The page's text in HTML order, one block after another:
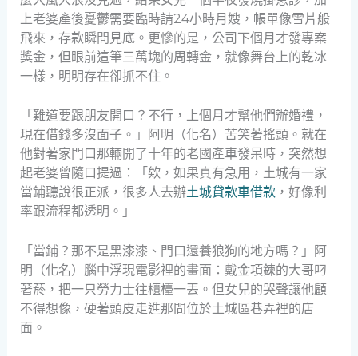
上老婆產後憂鬱需要臨時請24小時月嫂，帳單像雪片般
飛來，存款瞬間見底。更慘的是，公司下個月才發專案
獎金，但眼前這筆三萬塊的周轉金，就像舞台上的乾冰
一樣，明明存在卻抓不住。
「難道要跟朋友開口？不行，上個月才幫他們辦婚禮，
現在借錢多沒面子。」阿明（化名）苦笑著搖頭。就在
他對著家門口那輛開了十年的老國產車發呆時，突然想
起老婆曾隨口提過：「欸，如果真有急用，土城有一家
當鋪聽說很正派，很多人去辦土城貸款車借款，好像利
率跟流程都透明。」
「當鋪？那不是黑漆漆、門口還養狼狗的地方嗎？」阿
明（化名）腦中浮現電影裡的畫面：戴金項鍊的大哥叼
著菸，把一只勞力士往櫃檯一丟。但女兒的哭聲讓他顧
不得想像，硬著頭皮走進那間位於土城區巷弄裡的店
面。